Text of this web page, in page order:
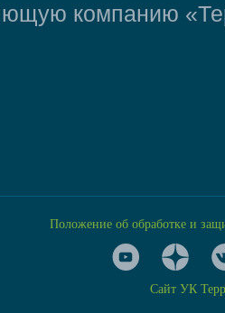
компанию
Положение об обработке и
Сайт УК